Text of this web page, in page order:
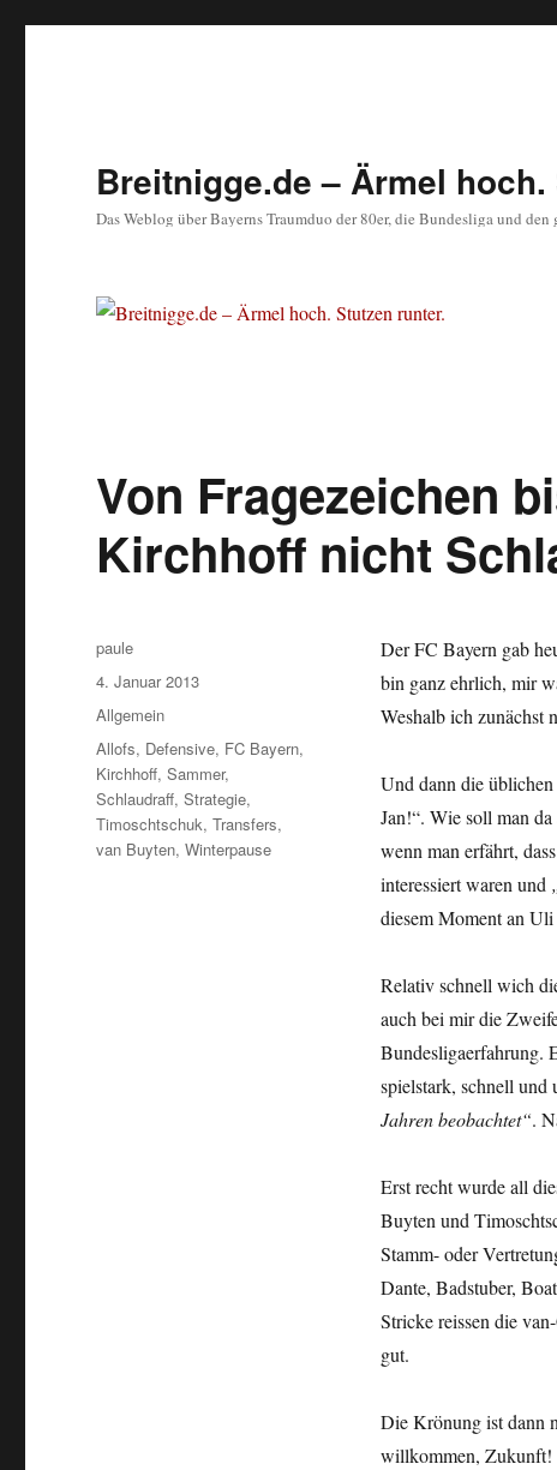
Breitnigge.de – Ärmel
Das Weblog über Bayerns Traumduo der 80er, die Bundesliga und den
Von Fragezeichen
Kirchhoff nicht
Der FC Bayern gab
bin ganz ehrlich, mir
Weshalb ich zunächst
Und dann die
Jan!“. Wie soll man
wenn man erfährt,
interessiert waren und
diesem Moment an
Relativ schnell wich
auch bei mir die
Bundesligaerfahrung.
spielstark, schnell und
Jahren beobachtet“.
Erst recht wurde all
Buyten und
Stamm- oder
Dante, Badstuber,
Stricke reissen die
gut.
Die Krönung ist dann
willkommen, Zukunft!
Autor
paule
Veröffentlicht
am
4. Januar 2013
Kategorien
Allgemein
Schlagwörter
Allofs, Defensive, FC Bayern,
Kirchhoff,Sammer,
Schlaudraff,Strategie,
Timoschtschuk,Transfers,
van Buyten,Winterpause